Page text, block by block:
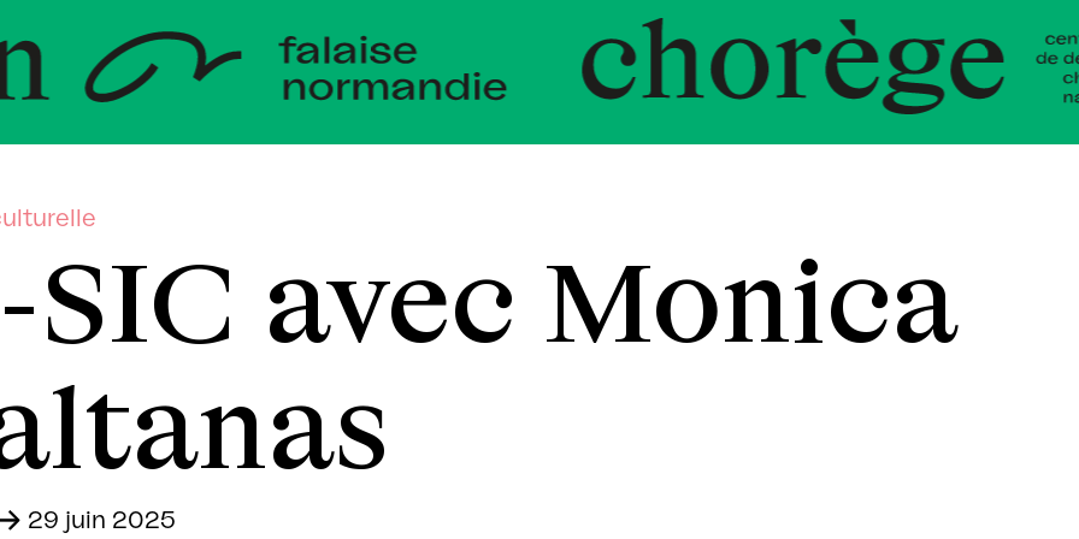
SIC avec Monica
29 juin 2025